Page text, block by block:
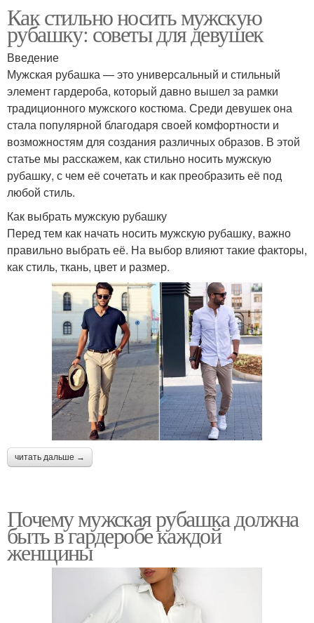
Как стильно носить мужскую
рубашку: советы для девушек
Введение
Мужская рубашка — это универсальный и стильный
элемент гардероба, который давно вышел за рамки
традиционного мужского костюма. Среди девушек она
стала популярной благодаря своей комфортности и
возможностям для создания различных образов. В этой
статье мы расскажем, как стильно носить мужскую
рубашку, с чем её сочетать и как преобразить её под
любой стиль.
Как выбрать мужскую рубашку
Перед тем как начать носить мужскую рубашку, важно
правильно выбрать её. На выбор влияют такие факторы,
как стиль, ткань, цвет и размер.
читать дальше →
Почему мужская рубашка должна
быть в гардеробе каждой
женщины